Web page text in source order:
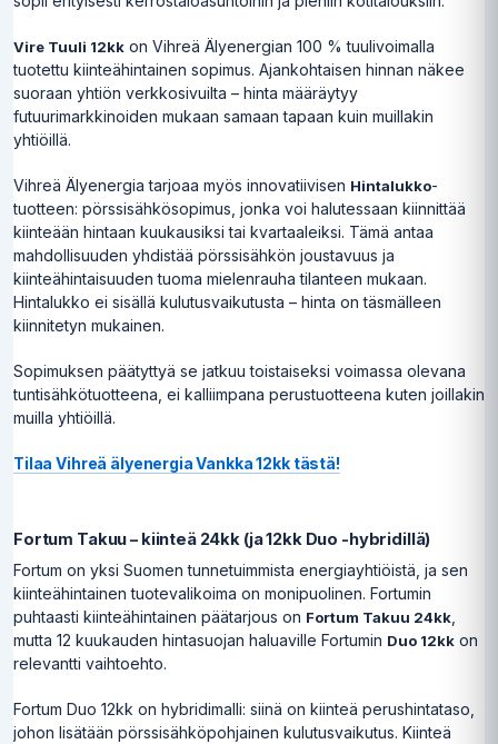
Vire Tuuli 12kk on Vihreä Älyenergian 100 % tuulivoimalla
tuotettu kiinteähintainen sopimus. Ajankohtaisen hinnan näkee
suoraan yhtiön verkkosivuilta – hinta määräytyy
futuurimarkkinoiden mukaan samaan tapaan kuin muillakin
yhtiöillä.
Vihreä Älyenergia tarjoaa myös innovatiivisen Hintalukko-
tuotteen: pörssisähkösopimus, jonka voi halutessaan kiinnittää
kiinteään hintaan kuukausiksi tai kvartaaleiksi. Tämä antaa
mahdollisuuden yhdistää pörssisähkön joustavuus ja
kiinteähintaisuuden tuoma mielenrauha tilanteen mukaan.
Hintalukko ei sisällä kulutusvaikutusta – hinta on täsmälleen
kiinnitetyn mukainen.
Sopimuksen päätyttyä se jatkuu toistaiseksi voimassa olevana
tuntisähkötuotteena, ei kalliimpana perustuotteena kuten joillakin
muilla yhtiöillä.
Tilaa Vihreä älyenergia Vankka 12kk tästä!
Fortum Takuu – kiinteä 24kk (ja 12kk Duo -hybridillä)
Fortum on yksi Suomen tunnetuimmista energiayhtiöistä, ja sen
kiinteähintainen tuotevalikoima on monipuolinen. Fortumin
puhtaasti kiinteähintainen päätarjous on Fortum Takuu 24kk,
mutta 12 kuukauden hintasuojan haluaville Fortumin Duo 12kk on
relevantti vaihtoehto.
Fortum Duo 12kk on hybridimalli: siinä on kiinteä perushintataso,
johon lisätään pörssisähköpohjainen kulutusvaikutus. Kiinteä